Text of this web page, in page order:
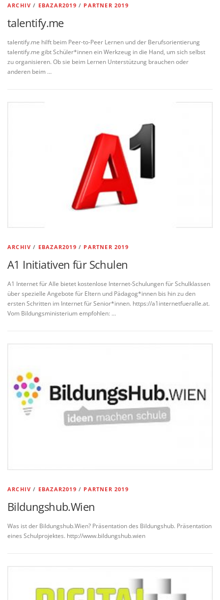
ARCHIV / EBAZAR2019 / PARTNER 2019
talentify.me
talentify.me hilft beim Peer-to-Peer Lernen und der Berufsorientierung
talentify.me gibt Schüler*innen ein Werkzeug in die Hand, um sich selbst
zu organisieren. Ob sie beim Lernen Unterstützung brauchen oder
anderen beim …
ARCHIV / EBAZAR2019 / PARTNER 2019
A1 Initiativen für Schulen
A1 Internet für Alle bietet kostenlose Internet-Schulungen für Schulklassen
über spezielle Angebote für Eltern und Pädagog*innen bis hin zu den
ersten Schritten im Internet für Senior*innen. https://a1internetfueralle.at.
Vom Bildungsministerium empfohlen: …
ARCHIV / EBAZAR2019 / PARTNER 2019
Bildungshub.Wien
Was ist der Bildungshub.Wien? Präsentation des Bildungshub. Präsentation
eines Schulprojektes. http://www.bildungshub.wien